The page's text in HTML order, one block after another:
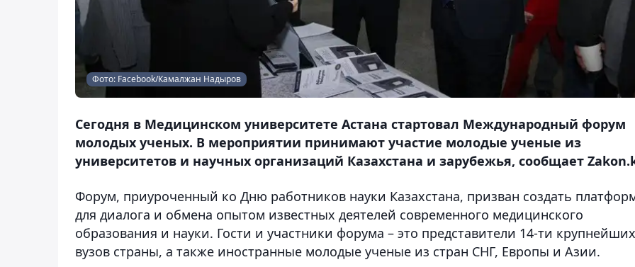
Фото: Facebook/Камалжан Надыров
Сегодня в Медицинском университете Астана стартовал Международный форум
молодых ученых. В мероприятии принимают участие молодые ученые из
университетов и научных организаций Казахстана и зарубежья, сообщает
Форум, приуроченный ко Дню работников науки Казахстана, призван создать
для диалога и обмена опытом известных деятелей современного медицинского
образования и науки. Гости и участники форума – это представители 14-ти крупнейших
вузов страны, а также иностранные молодые ученые из стран СНГ, Европы и Азии.